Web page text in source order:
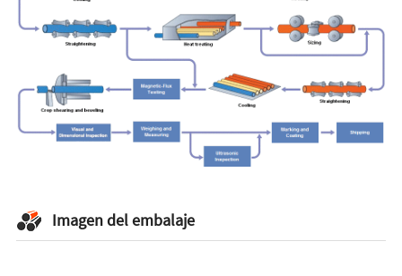
Imagen del embalaje